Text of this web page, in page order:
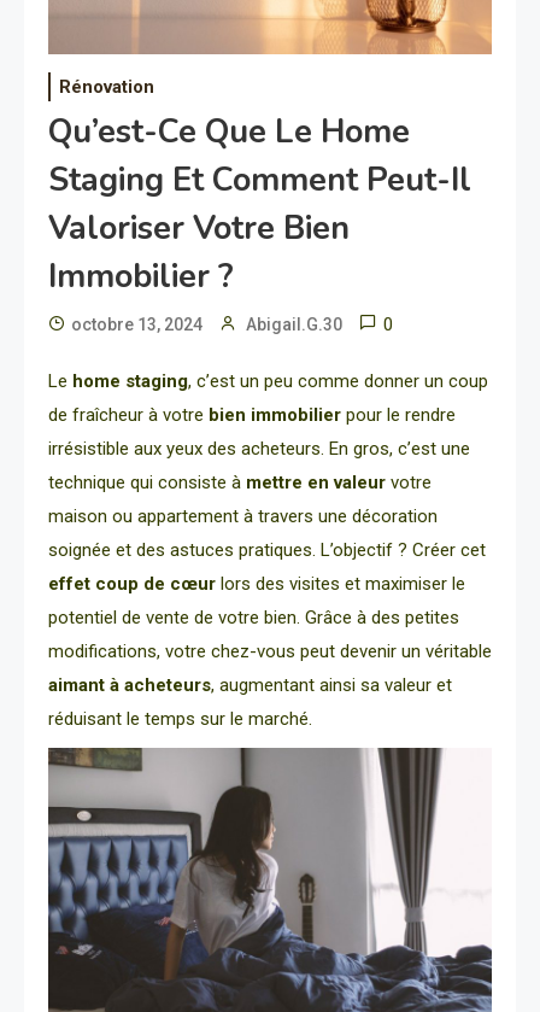
Rénovation
Qu’est-Ce Que Le Home
Staging Et Comment Peut-Il
Valoriser Votre Bien
Immobilier ?
octobre 13, 2024 Abigail.G.30 0
Le home staging, c’est un peu comme donner un coup
de fraîcheur à votre bien immobilier pour le rendre
irrésistible aux yeux des acheteurs. En gros, c’est une
technique qui consiste à mettre en valeur votre
maison ou appartement à travers une décoration
soignée et des astuces pratiques. L’objectif ? Créer cet
effet coup de cœur lors des visites et maximiser le
potentiel de vente de votre bien. Grâce à des petites
modifications, votre chez-vous peut devenir un véritable
aimant à acheteurs, augmentant ainsi sa valeur et
réduisant le temps sur le marché.